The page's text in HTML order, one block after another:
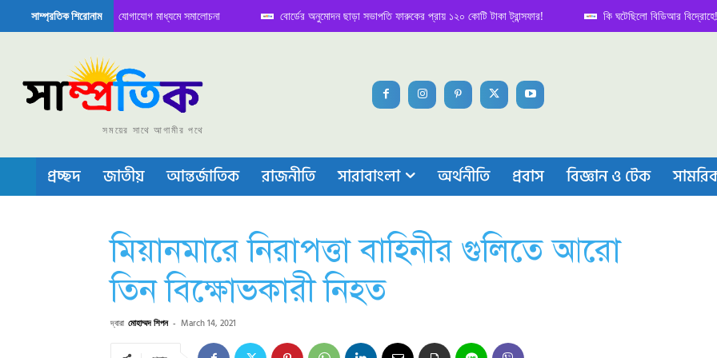
সাম্প্রতিক শিরোনাম
বৈঠক নিয়ে সামাজিক যোগাযোগ মাধ্যমে সমালোচনা বোর্ডের অনুমোদন ছাড়া সভাপতি ফারুকের প্রায় ১২০ কোটি টাকা ট্রান্সফার! কি ঘটেছিলো বিডিআর বিদ্রোহে! নেপথ্য
বা চীপ তৈরিতে নিজের শক্ত অবস্থান জানান দিচ্ছে চীন
সময়ের সাথে আগামীর পথে
প্রচ্ছদ জাতীয় আন্তর্জাতিক রাজনীতি সারাবাংলা অর্থনীতি প্রবাস বিজ্ঞান ও টেক
মিয়ানমারে নিরাপত্তা বাহিনীর গুলিতে আরো
তিন বিক্ষোভকারী নিহত
দ্বারা মোহাম্মদ শিপন - March 14, 2021